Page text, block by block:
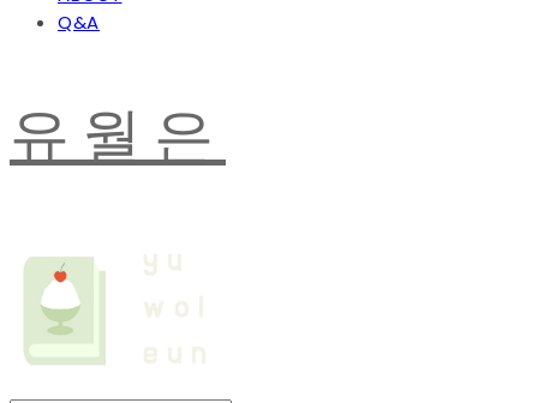
Q&A
유월은